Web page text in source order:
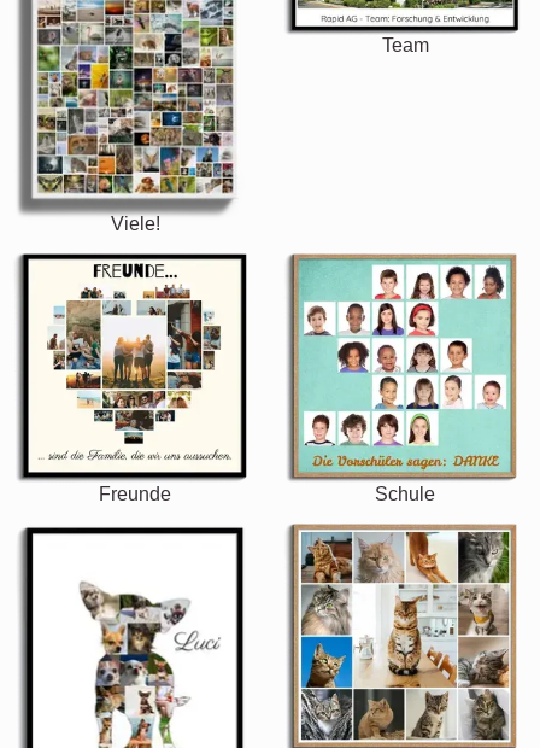
Viele!
Team
Freunde Schule